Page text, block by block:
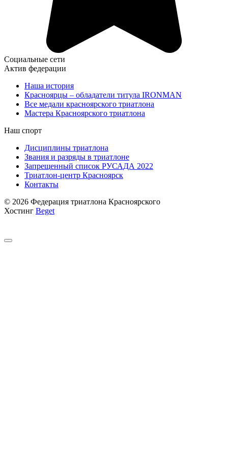
Социальные сети
Актив федерации
Наша история
Красноярцы – обладатели титула IRONMAN
Все медали красноярского триатлона
Мастера Красноярского триатлона
Наш спорт
Дисциплины триатлона
Звания и разряды в триатлоне
Запрещенный список РУСАДА 2022
Триатлон-центр Красноярск
Контакты
© 2026 Федерация триатлона Красноярского
Хостинг Beget